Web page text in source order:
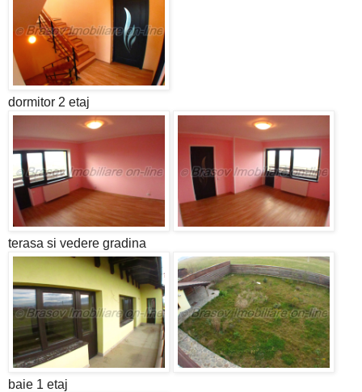
dormitor 2 etaj
terasa si vedere gradina
baie 1 etaj